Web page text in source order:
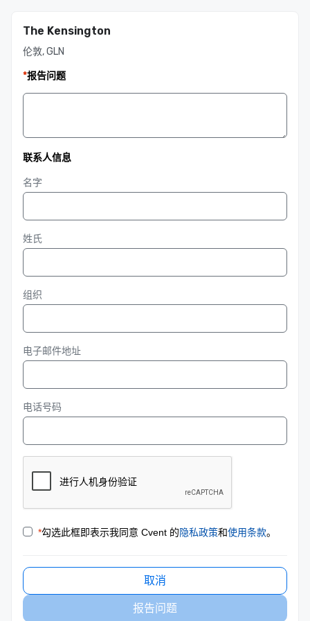
The Kensington
伦敦, GLN
*报告问题
联系人信息
名字
姓氏
组织
电子邮件地址
电话号码
*勾选此框即表示我同意 Cvent 的隐私政策和使用条款。
取消
报告问题